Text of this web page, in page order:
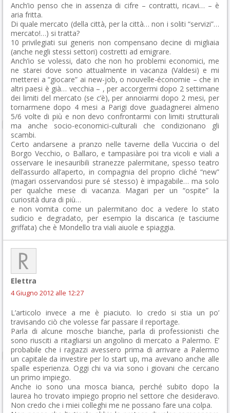
Anch’io penso che in assenza di cifre – contratti, ricavi… – è
aria fritta.
Di quale mercato (della città, per la città… non i soliti “servizi”…
mercato!…) si tratta?
10 privilegiati sui generis non compensano decine di migliaia
(anche negli stessi settori) costretti ad emigrare.
Anch’io se volessi, dato che non ho problemi economici, me
ne starei dove sono attualmente in vacanza (Valdesi) e mi
metterei a “giocare” ai new-job, o nouvelle-économie – che in
altri paesi è già… vecchia – , per accorgermi dopo 2 settimane
dei limiti del mercato (se c’è), per annoiarmi dopo 2 mesi, per
tornarmene dopo 4 mesi a Parigi dove guadagnerei almeno
5/6 volte di più e non devo confrontarmi con limiti strutturali
ma anche socio-economici-culturali che condizionano gli
scambi.
Certo andarsene a pranzo nelle taverne della Vucciria o del
Borgo Vecchio, o Ballaro, e tampasiàre poi tra vicoli e viali a
osservare le inesauribili stranezze palermitane, spesso teatro
dell’assurdo all’aperto, in compagnia del proprio cliché “new”
(magari osservandosi pure sé stesso) è impagabile… ma solo
per qualche mese di vacanza. Magari per un “ospite” la
curiosità dura di più…
e non vomita come un palermitano doc a vedere lo stato
sudicio e degradato, per esempio la discarica (e tasciume
griffata) che è Mondello tra viali aiuole e spiaggia.
Elettra
4 Giugno 2012 alle 12:27
L’articolo invece a me è piaciuto. Io credo si stia un po’
travisando ciò che volesse far passare il reportage.
Parla di alcune mosche bianche, parla di professionisti che
sono riusciti a ritagliarsi un angolino di mercato a Palermo. E’
probabile che i ragazzi avessero prima di arrivare a Palermo
un capitale da investire per lo start up, ma avevano anche alle
spalle esperienza. Oggi chi va via sono i giovani che cercano
un primo impiego.
Anche io sono una mosca bianca, perché subito dopo la
laurea ho trovato impiego proprio nel settore che desideravo.
Non credo che i miei colleghi me ne possano fare una colpa.